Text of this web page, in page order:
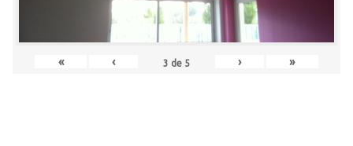
« ‹ 3 de 5 › »